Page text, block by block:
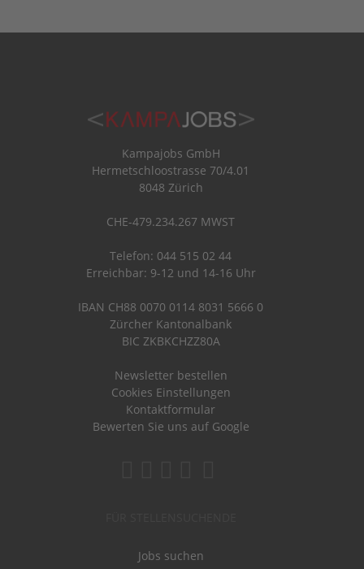
Kampajobs GmbH
Hermetschloostrasse 70/4.01
8048 Zürich
CHE-479.234.267 MWST
Telefon: 044 515 02 44
Erreichbar: 9-12 und 14-16 Uhr
IBAN CH88 0070 0114 8031 5666 0
Zürcher Kantonalbank
BIC ZKBKCHZZ80A
Newsletter bestellen
Cookies Einstellungen
Kontaktformular
Bewerten Sie uns auf Google
Jobs suchen